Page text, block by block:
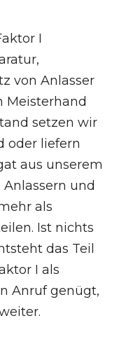
I
von Anlasser
Meisterhand
setzen wir
oder liefern
aus unserem
und
als
Ist nichts
das Teil
I als
Anruf genügt,